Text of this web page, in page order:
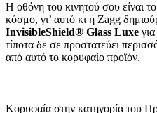
Η οθόνη του κινητού σου είναι
κόσμο, γι’ αυτό κι η Zagg
InvisibleShield® Glass Luxe
τίποτα δε σε προστατεύει
από αυτό το κορυφαίο προϊόν.
Κορυφαία στην κατηγορία του